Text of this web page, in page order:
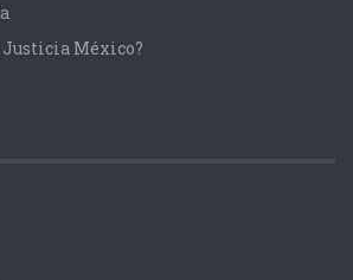
México?